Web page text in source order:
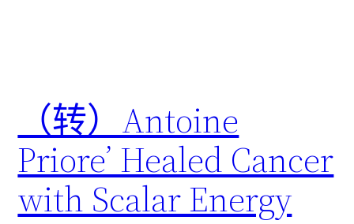
（转）Antoine
Priore’ Healed Cancer
with Scalar Energy